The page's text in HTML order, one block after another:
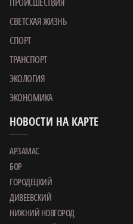
СВЕТСКАЯ ЖИЗНЬ
СПОРТ
ТРАНСПОРТ
ЭКОЛОГИЯ
ЭКОНОМИКА
НОВОСТИ НА КАРТЕ
АРЗАМАС
БОР
ГОРОДЕЦКИЙ
ДИВЕЕВСКИЙ
НИЖНИЙ НОВГОРОД